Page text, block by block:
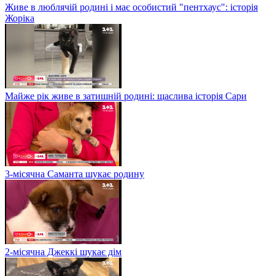
Живе в люблячій родині і має особистий "пентхаус": історія
Жоріка
Майже рік живе в затишній родині: щаслива історія Сари
3-місячна Саманта шукає родину
2-місячна Джеккі шукає дім